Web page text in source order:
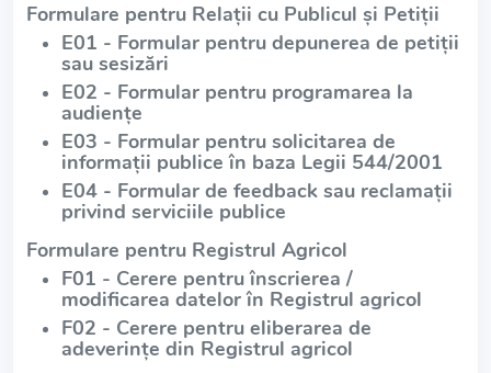
Formulare pentru Relații cu Publicul și Petiții
E01 - Formular pentru depunerea de petiții
sau sesizări
E02 - Formular pentru programarea la
audiențe
E03 - Formular pentru solicitarea de
informații publice în baza Legii 544/2001
E04 - Formular de feedback sau reclamații
privind serviciile publice
Formulare pentru Registrul Agricol
F01 - Cerere pentru înscrierea /
modificarea datelor în Registrul agricol
F02 - Cerere pentru eliberarea de
adeverințe din Registrul agricol